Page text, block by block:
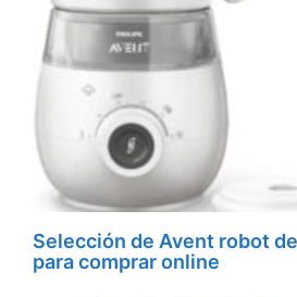
Selección de Avent robot
para comprar online